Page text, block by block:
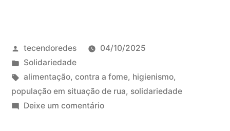
direito
à
alimentação”
Publicado
por
tecendoredes
04/10/2025
Publicado
em
Solidariedade
Tags:
alimentação, contra a fome, higienismo,
população em situação de rua, solidariedade
Deixe um comentárioem